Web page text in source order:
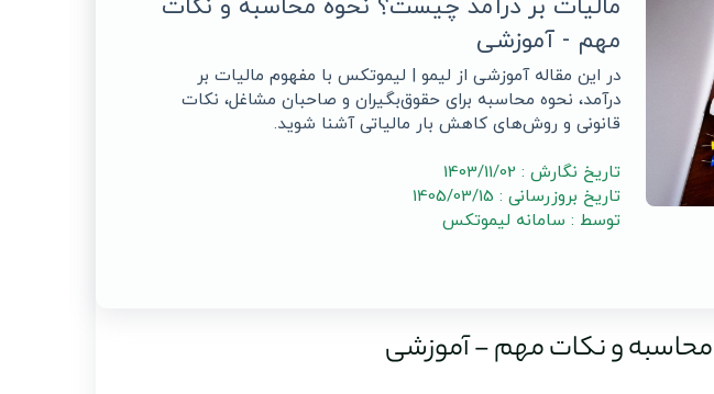
مالیات بر درآمد چیست؟ نحوه محاسبه و نکات
مهم - آموزشی
در این مقاله آموزشی از لیمو | لیموتکس با مفهوم مالیات بر
درآمد، نحوه محاسبه برای حقوق‌بگیران و صاحبان مشاغل، نکات
قانونی و روش‌های کاهش بار مالیاتی آشنا شوید.
تاریخ نگارش : 1403/11/02
تاریخ بروزرسانی : 1405/03/15
توسط : سامانه لیموتکس
محاسبه و نکات مهم - آموزشی